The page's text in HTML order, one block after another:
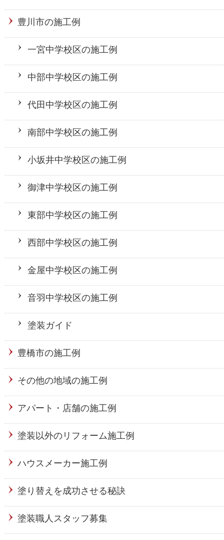
豊川市の施工例
一宮中学校区の施工例
中部中学校区の施工例
代田中学校区の施工例
南部中学校区の施工例
小坂井中学校区の施工例
御津中学校区の施工例
東部中学校区の施工例
西部中学校区の施工例
金屋中学校区の施工例
音羽中学校区の施工例
塗装ガイド
豊橋市の施工例
その他の地域の施工例
アパート・店舗の施工例
塗装以外のリフォーム施工例
ハウスメーカー施工例
塗り替えを成功させる秘訣
塗装職人スタッフ募集